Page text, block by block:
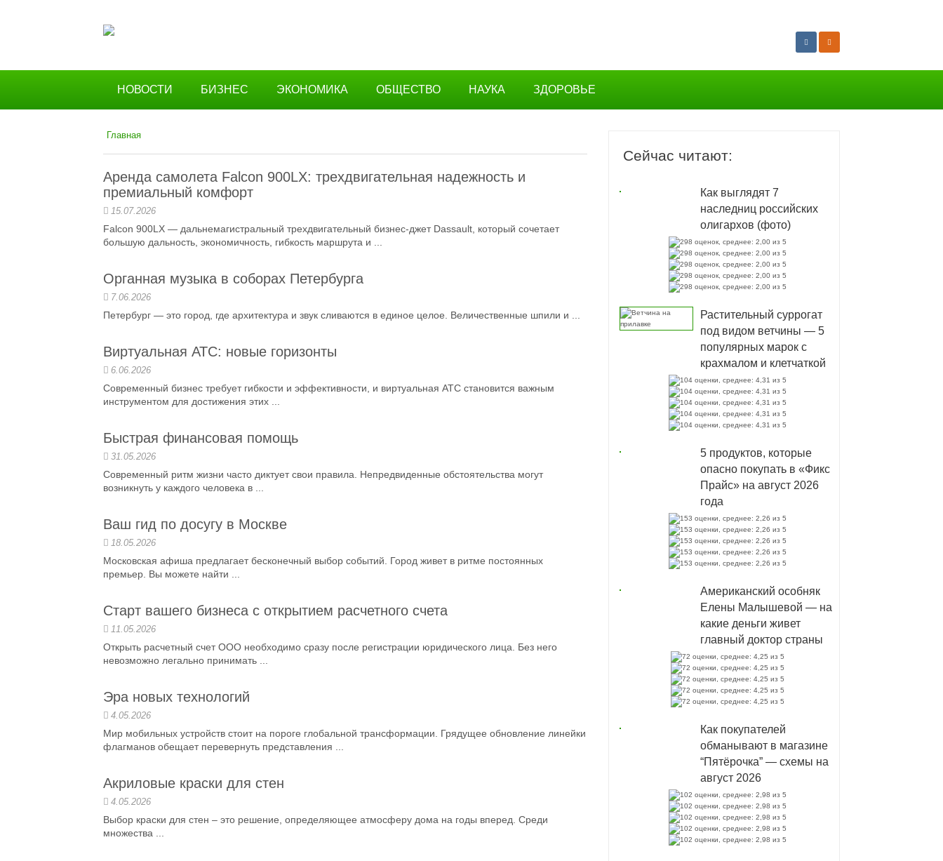
НОВОСТИ БИЗНЕС ЭКОНОМИКА ОБЩЕСТВО НАУКА ЗДОРОВЬЕ
Главная
Аренда самолета Falcon 900LX: трехдвигательная надежность и
премиальный комфорт
15.07.2026
Falcon 900LX — дальнемагистральный трехдвигательный бизнес-джет Dassault, который сочетает
большую дальность, экономичность, гибкость маршрута и ...
Органная музыка в соборах Петербурга
7.06.2026
Петербург — это город, где архитектура и звук сливаются в единое целое. Величественные шпили и ...
Виртуальная АТС: новые горизонты
6.06.2026
Современный бизнес требует гибкости и эффективности, и виртуальная АТС становится важным
инструментом для достижения этих ...
Быстрая финансовая помощь
31.05.2026
Современный ритм жизни часто диктует свои правила. Непредвиденные обстоятельства могут
возникнуть у каждого человека в ...
Ваш гид по досугу в Москве
18.05.2026
Московская афиша предлагает бесконечный выбор событий. Город живет в ритме постоянных
премьер. Вы можете найти ...
Старт вашего бизнеса с открытием расчетного счета
11.05.2026
Открыть расчетный счет ООО необходимо сразу после регистрации юридического лица. Без него
невозможно легально принимать ...
Эра новых технологий
4.05.2026
Мир мобильных устройств стоит на пороге глобальной трансформации. Грядущее обновление линейки
флагманов обещает перевернуть представления ...
Акриловые краски для стен
4.05.2026
Выбор краски для стен – это решение, определяющее атмосферу дома на годы вперед. Среди
множества ...
Сейчас читают:
Как выглядят 7
наследниц российских
олигархов (фото)
Растительный суррогат
под видом ветчины — 5
популярных марок с
крахмалом и клетчаткой
5 продуктов, которые
опасно покупать в «Фикс
Прайс» на август 2026
года
Американский особняк
Елены Малышевой — на
какие деньги живет
главный доктор страны
Как покупателей
обманывают в магазине
“Пятёрочка” — схемы на
август 2026